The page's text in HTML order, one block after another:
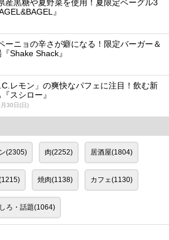
産黒糖や夏野菜を使用！夏限定ベーグル3
』
ーニョの辛さが癖になる！限定バーガー＆
Shake Shack』
レモン」の爽快なパフェに注目！飲む新
スシロー』
30日(日)
(2305) 肉(2252) 居酒屋(1804)
焼肉(1138) カフェ(1130)
ろ・話題(1064)